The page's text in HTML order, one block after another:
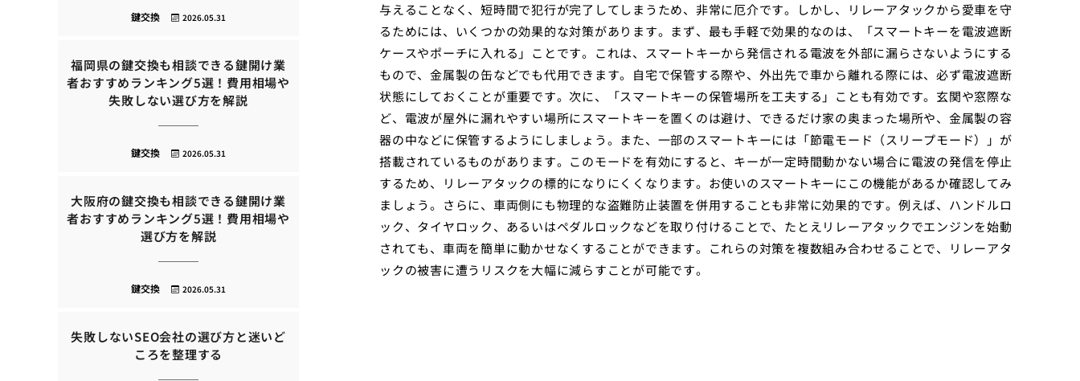
与えることなく、短時間で犯行が完了してしまうため、非常に厄介です。しかし、リレーアタックから愛車を守
るためには、いくつかの効果的な対策があります。まず、最も手軽で効果的なのは、「スマートキーを電波遮断
ケースやポーチに入れる」ことです。これは、スマートキーから発信される電波を外部に漏らさないようにする
もので、金属製の缶などでも代用できます。自宅で保管する際や、外出先で車から離れる際には、必ず電波遮断
状態にしておくことが重要です。次に、「スマートキーの保管場所を工夫する」ことも有効です。玄関や窓際な
ど、電波が屋外に漏れやすい場所にスマートキーを置くのは避け、できるだけ家の奥まった場所や、金属製の容
器の中などに保管するようにしましょう。また、一部のスマートキーには「節電モード（スリープモード）」が
搭載されているものがあります。このモードを有効にすると、キーが一定時間動かない場合に電波の発信を停止
するため、リレーアタックの標的になりにくくなります。お使いのスマートキーにこの機能があるか確認してみ
ましょう。さらに、車両側にも物理的な盗難防止装置を併用することも非常に効果的です。例えば、ハンドルロ
ック、タイヤロック、あるいはペダルロックなどを取り付けることで、たとえリレーアタックでエンジンを始動
されても、車両を簡単に動かせなくすることができます。これらの対策を複数組み合わせることで、リレーアタ
ックの被害に遭うリスクを大幅に減らすことが可能です。
2026.05.31
鍵交換
福岡県の鍵交換も相談できる鍵開け業
者おすすめランキング5選！費用相場や
失敗しない選び方を解説
2026.05.31
鍵交換
大阪府の鍵交換も相談できる鍵開け業
者おすすめランキング5選！費用相場や
選び方を解説
2026.05.31
鍵交換
失敗しないSEO会社の選び方と迷いど
ころを整理する